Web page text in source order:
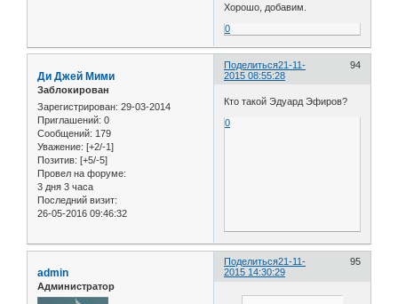
Хорошо, добавим.
0
Поделиться 94
21-11-
2015 08:55:28
Ди Джей Мими
Заблокирован
Зарегистрирован: 29-03-2014
Приглашений: 0
Сообщений: 179
Уважение: [+2/-1]
Позитив: [+5/-5]
Провел на форуме:
3 дня 3 часа
Последний визит:
26-05-2016 09:46:32
Кто такой Эдуард Эфиров?
0
Поделиться 95
21-11-
2015 14:30:29
admin
Администратор